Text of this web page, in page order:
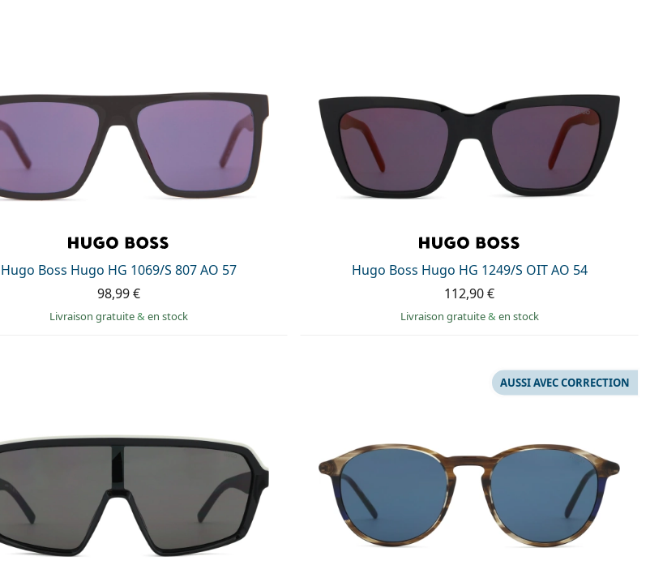
Hugo Boss Hugo HG 1069/S 807 AO 57
98,99 €
Livraison gratuite& en stock
Hugo Boss Hugo HG 1249/S OIT AO 54
112,90 €
Livraison gratuite& en stock
AUSSI AVEC CORRECTION